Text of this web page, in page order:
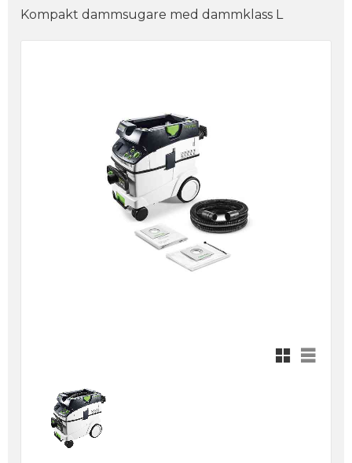
Kompakt dammsugare med dammklass L
Rutnätsvy
Listvy